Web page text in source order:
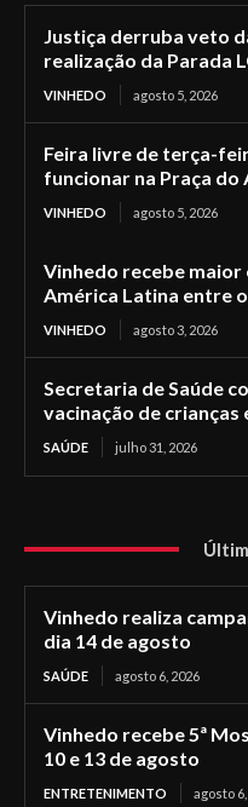
Justiça derruba veto
realização da Parada
VINHEDO agosto 5, 2026
Feira livre de terça-
funcionar na Praça do
VINHEDO agosto 5, 2026
Vinhedo recebe
América Latina entre
VINHEDO agosto 3, 2026
Secretaria de Saúde
vacinação de crianças
SAÚDE julho 31, 2026
Vinhedo realiza
dia 14 de agosto
SAÚDE agosto 6, 2026
Vinhedo recebe 5ª
10 e 13 de agosto
ENTRETENIMENTO agosto